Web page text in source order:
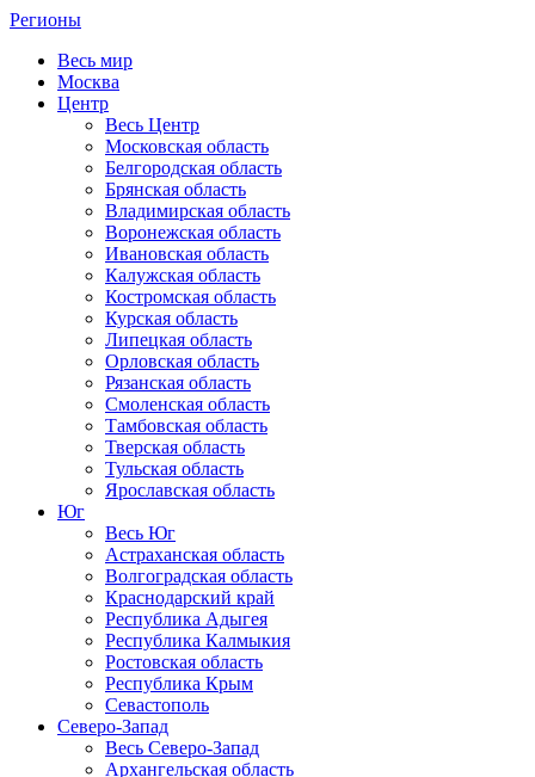
Регионы
Весь мир
Москва
Центр
Весь Центр
Московская область
Белгородская область
Брянская область
Владимирская область
Воронежская область
Ивановская область
Калужская область
Костромская область
Курская область
Липецкая область
Орловская область
Рязанская область
Смоленская область
Тамбовская область
Тверская область
Тульская область
Ярославская область
Юг
Весь Юг
Астраханская область
Волгоградская область
Краснодарский край
Республика Адыгея
Республика Калмыкия
Ростовская область
Республика Крым
Севастополь
Северо-Запад
Весь Северо-Запад
Архангельская область